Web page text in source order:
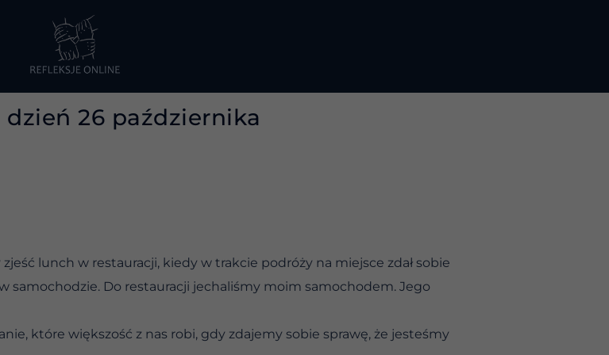
dzień 26 października
lunch w restauracji, kiedy w trakcie podróży na miejsce zdał sobie
samochodzie. Do restauracji jechaliśmy moim samochodem. Jego
które większość z nas robi, gdy zdajemy sobie sprawę, że jesteśmy